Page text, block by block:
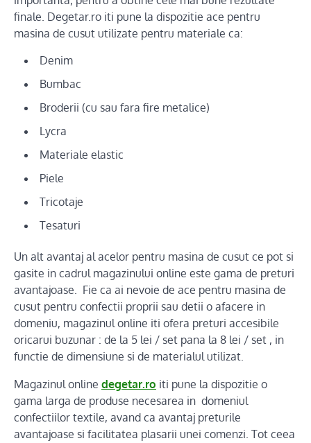
finale. Degetar.ro iti pune la dispozitie ace pentru
masina de cusut utilizate pentru materiale ca:
Denim
Bumbac
Broderii (cu sau fara fire metalice)
Lycra
Materiale elastic
Piele
Tricotaje
Tesaturi
Un alt avantaj al acelor pentru masina de cusut ce pot si
gasite in cadrul magazinului online este gama de preturi
avantajoase. Fie ca ai nevoie de ace pentru masina de
cusut pentru confectii proprii sau detii o afacere in
domeniu, magazinul online iti ofera preturi accesibile
oricarui buzunar : de la 5 lei / set pana la 8 lei / set , in
functie de dimensiune si de materialul utilizat.
Magazinul online degetar.ro iti pune la dispozitie o
gama larga de produse necesarea in domeniul
confectiilor textile, avand ca avantaj preturile
avantajoase si facilitatea plasarii unei comenzi. Tot ceea